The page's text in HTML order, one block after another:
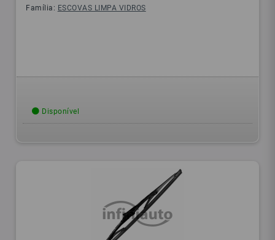
Família: ESCOVAS LIMPA VIDROS
Disponível